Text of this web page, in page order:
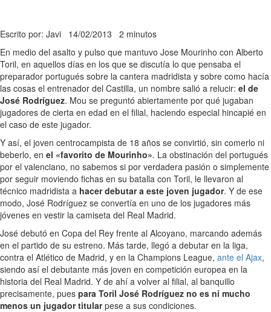
Escrito por: Javi 14/02/2013 2 minutos
En medio del asalto y pulso que mantuvo Jose Mourinho con Alberto
Toril, en aquellos días en los que se discutía lo que pensaba el
preparador portugués sobre la cantera madridista y sobre como hacía
las cosas el entrenador del Castilla, un nombre salió a relucir: el de
José Rodríguez. Mou se preguntó abiertamente por qué jugaban
jugadores de cierta en edad en el filial, haciendo especial hincapié en
el caso de este jugador.
Y así, el joven centrocampista de 18 años se convirtió, sin comerlo ni
beberlo, en el «favorito de Mourinho». La obstinación del portugués
por el valenciano, no sabemos si por verdadera pasión o simplemente
por seguir moviendo fichas en su batalla con Toril, le llevaron al
técnico madridista a hacer debutar a este joven jugador. Y de ese
modo, José Rodríguez se convertía en uno de los jugadores más
jóvenes en vestir la camiseta del Real Madrid.
José debutó en Copa del Rey frente al Alcoyano, marcando además
en el partido de su estreno. Más tarde, llegó a debutar en la liga,
contra el Atlético de Madrid, y en la Champions League, ante el Ajax,
siendo así el debutante más joven en competición europea en la
historia del Real Madrid. Y de ahí a volver al filial, al banquillo
precisamente, pues para Toril José Rodríguez no es ni mucho
menos un jugador titularpese a sus condiciones.